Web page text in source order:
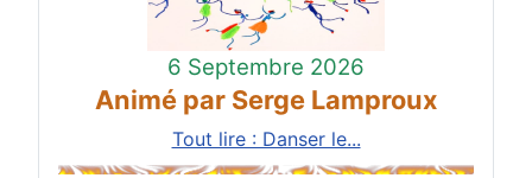
6 Septembre 2026
Animé par Serge Lamproux
Tout lire : Danser le...